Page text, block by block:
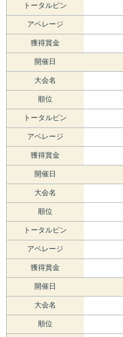
トータルピン
アベレージ
獲得賞金
開催日
大会名
順位
トータルピン
アベレージ
獲得賞金
開催日
大会名
順位
トータルピン
アベレージ
獲得賞金
開催日
大会名
順位